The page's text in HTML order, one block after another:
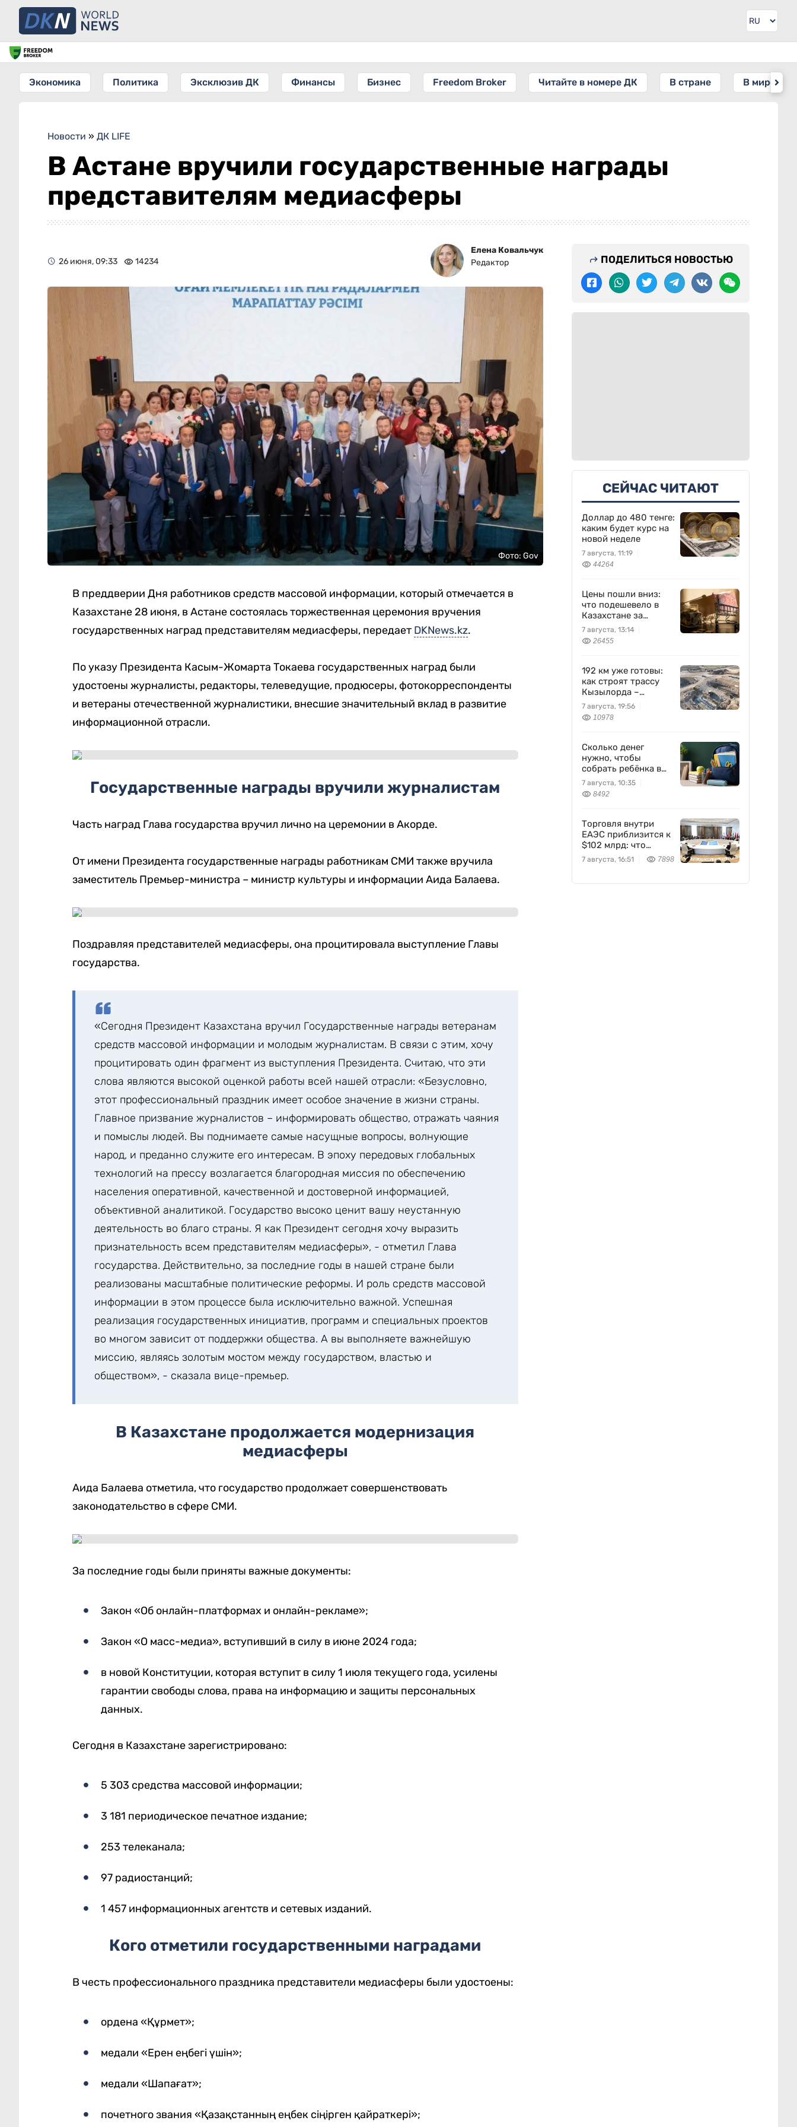
Экономика Политика Эксклюзив ДК Финансы Бизнес Freedom Broker Читайте в номере ДК В стране В мире
Новости » ДК LIFE
В Астане вручили государственные награды
представителям медиасферы
26 июня, 09:33 14234
Елена Ковальчук
Редактор
Фото: Gov
В преддверии Дня работников средств массовой информации, который отмечается в
Казахстане 28 июня, в Астане состоялась торжественная церемония вручения
государственных наград представителям медиасферы, передает DKNews.kz.
По указу Президента Касым-Жомарта Токаева государственных наград были
удостоены журналисты, редакторы, телеведущие, продюсеры, фотокорреспонденты
и ветераны отечественной журналистики, внесшие значительный вклад в развитие
информационной отрасли.
Государственные награды вручили журналистам
Часть наград Глава государства вручил лично на церемонии в Акорде.
От имени Президента государственные награды работникам СМИ также вручила
заместитель Премьер-министра – министр культуры и информации Аида Балаева.
Поздравляя представителей медиасферы, она процитировала выступление Главы
государства.
«Сегодня Президент Казахстана вручил Государственные награды ветеранам
средств массовой информации и молодым журналистам. В связи с этим, хочу
процитировать один фрагмент из выступления Президента. Считаю, что эти
слова являются высокой оценкой работы всей нашей отрасли: «Безусловно,
этот профессиональный праздник имеет особое значение в жизни страны.
Главное призвание журналистов – информировать общество, отражать чаяния
и помыслы людей. Вы поднимаете самые насущные вопросы, волнующие
народ, и преданно служите его интересам. В эпоху передовых глобальных
технологий на прессу возлагается благородная миссия по обеспечению
населения оперативной, качественной и достоверной информацией,
объективной аналитикой. Государство высоко ценит вашу неустанную
деятельность во благо страны. Я как Президент сегодня хочу выразить
признательность всем представителям медиасферы», - отметил Глава
государства. Действительно, за последние годы в нашей стране были
реализованы масштабные политические реформы. И роль средств массовой
информации в этом процессе была исключительно важной. Успешная
реализация государственных инициатив, программ и специальных проектов
во многом зависит от поддержки общества. А вы выполняете важнейшую
миссию, являясь золотым мостом между государством, властью и
обществом», - сказала вице-премьер.
В Казахстане продолжается модернизация
медиасферы
Аида Балаева отметила, что государство продолжает совершенствовать
законодательство в сфере СМИ.
За последние годы были приняты важные документы:
Закон «Об онлайн-платформах и онлайн-рекламе»;
Закон «О масс-медиа», вступивший в силу в июне 2024 года;
в новой Конституции, которая вступит в силу 1 июля текущего года, усилены
гарантии свободы слова, права на информацию и защиты персональных
данных.
Сегодня в Казахстане зарегистрировано:
5 303 средства массовой информации;
3 181 периодическое печатное издание;
253 телеканала;
97 радиостанций;
1 457 информационных агентств и сетевых изданий.
Кого отметили государственными наградами
В честь профессионального праздника представители медиасферы были удостоены:
ордена «Құрмет»;
медали «Ерен еңбегі үшін»;
медали «Шапағат»;
почетного звания «Қазақстанның еңбек сіңірген қайраткері»;
ПОДЕЛИТЬСЯ НОВОСТЬЮ
СЕЙЧАС ЧИТАЮТ
Доллар до 480 тенге:
каким будет курс на
новой неделе
7 августа, 11:19
44264
Цены пошли вниз:
что подешевело в
Казахстане за
неделю
7 августа, 13:14
26455
192 км уже готовы:
как строят трассу
Кызылорда –
Жезказган
7 августа, 19:56
10978
Сколько денег
нужно, чтобы
собрать ребёнка в
школу?
7 августа, 10:35
8492
Торговля внутри
ЕАЭС приблизится к
$102 млрд: что
предложил
Казахстан
7 августа, 16:51 7898